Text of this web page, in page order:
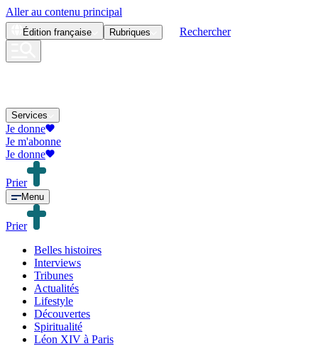
Aller au contenu principal
Édition française Rubriques Rechercher
Services
Je donne
Je m'abonne
Je donne
Prier
Menu
Prier
Belles histoires
Interviews
Tribunes
Actualités
Lifestyle
Découvertes
Spiritualité
Léon XIV à Paris